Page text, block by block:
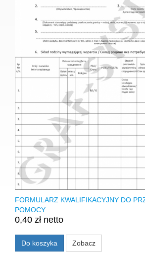
FORMULARZ KWALIFIKACYJNY DO
POMOCY
0,40 zł netto
Do koszyka Zobacz